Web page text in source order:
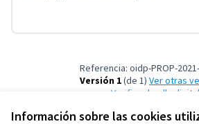
Información sobre las cookies
Referencia: oidp-PROP-
Versión 1(de 1)
ver otras
Verificar huella digital